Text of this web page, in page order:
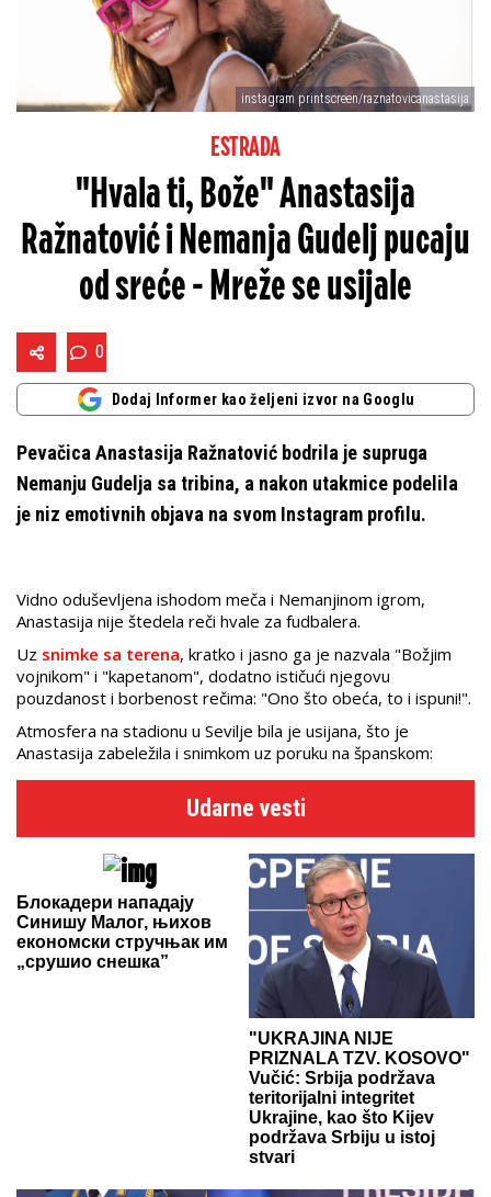
instagram printscreen/raznatovicanastasija
ESTRADA
"Hvala ti, Bože" Anastasija
Ražnatović i Nemanja Gudelj pucaju
od sreće - Mreže se usijale
0
Dodaj Informer kao željeni izvor na Googlu
Pevačica Anastasija Ražnatović bodrila je supruga
Nemanju Gudelja sa tribina, a nakon utakmice podelila
je niz emotivnih objava na svom Instagram profilu.
Vidno oduševljena ishodom meča i Nemanjinom igrom,
Anastasija nije štedela reči hvale za fudbalera.
Uz snimke sa terena, kratko i jasno ga je nazvala "Božjim
vojnikom" i "kapetanom", dodatno ističući njegovu
pouzdanost i borbenost rečima: "Ono što obeća, to i ispuni!".
Atmosfera na stadionu u Sevilje bila je usijana, što je
Anastasija zabeležila i snimkom uz poruku na španskom:
Udarne vesti
Блокадери нападају
Синишу Малог, њихов
економски стручњак им
„срушио снешка”
"UKRAJINA NIJE
PRIZNALA TZV. KOSOVO"
Vučić: Srbija podržava
teritorijalni integritet
Ukrajine, kao što Kijev
podržava Srbiju u istoj
stvari